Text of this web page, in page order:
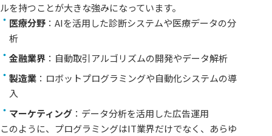
ルを持つことが大きな強みになっています。
医療分野 ：AIを活用した診断システムや医療データの分
析
金融業界 ：自動取引アルゴリズムの開発やデータ解析
製造業 ：ロボットプログラミングや自動化システムの導
入
マーケティング ：データ分析を活用した広告運用
このように、プログラミングはIT業界だけでなく、あらゆ